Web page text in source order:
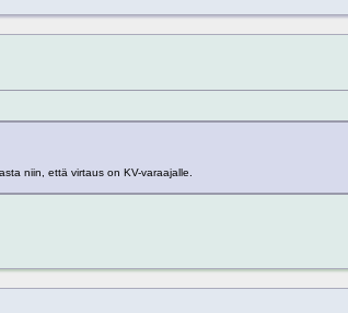
niin, että virtaus on KV-varaajalle.